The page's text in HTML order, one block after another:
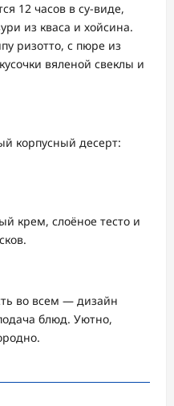
12 часов в су-виде,
из кваса и хойсина.
ризотто, с пюре из
вяленой свеклы и
корпусный десерт:
крем, слоёное тесто и
во всем — дизайн
блюд. Уютно,